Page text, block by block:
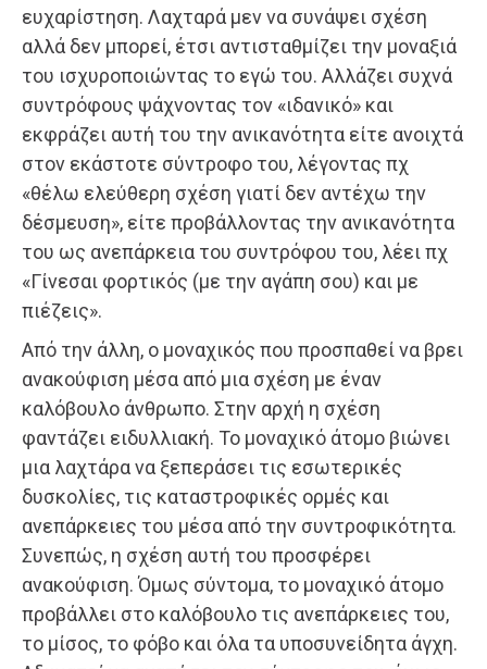
ευχαρίστηση. Λαχταρά μεν να συνάψει σχέση
αλλά δεν μπορεί, έτσι αντισταθμίζει την μοναξιά
του ισχυροποιώντας το εγώ του. Αλλάζει συχνά
συντρόφους ψάχνοντας τον «ιδανικό» και
εκφράζει αυτή του την ανικανότητα είτε ανοιχτά
στον εκάστοτε σύντροφο του, λέγοντας πχ
«θέλω ελεύθερη σχέση γιατί δεν αντέχω την
δέσμευση», είτε προβάλλοντας την ανικανότητα
του ως ανεπάρκεια του συντρόφου του, λέει πχ
«Γίνεσαι φορτικός (με την αγάπη σου) και με
πιέζεις».
Από την άλλη, ο μοναχικός που προσπαθεί να βρει
ανακούφιση μέσα από μια σχέση με έναν
καλόβουλο άνθρωπο. Στην αρχή η σχέση
φαντάζει ειδυλλιακή. Το μοναχικό άτομο βιώνει
μια λαχτάρα να ξεπεράσει τις εσωτερικές
δυσκολίες, τις καταστροφικές ορμές και
ανεπάρκειες του μέσα από την συντροφικότητα.
Συνεπώς, η σχέση αυτή του προσφέρει
ανακούφιση. Όμως σύντομα, το μοναχικό άτομο
προβάλλει στο καλόβουλο τις ανεπάρκειες του,
το μίσος, το φόβο και όλα τα υποσυνείδητα άγχη.